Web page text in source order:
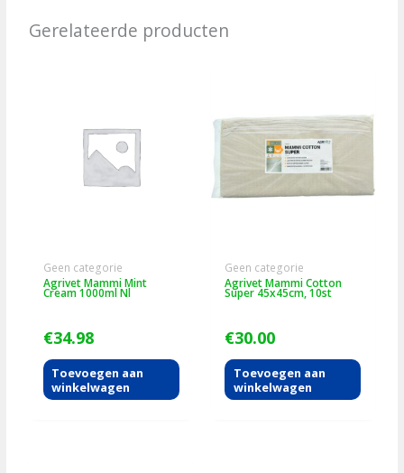
Gerelateerde producten
Geen categorie
Agrivet Mammi Mint
Cream 1000ml Nl
€34.98
Toevoegen aan
winkelwagen
Geen categorie
Agrivet Mammi Cotton
Super 45x45cm, 10st
€30.00
Toevoegen aan
winkelwagen